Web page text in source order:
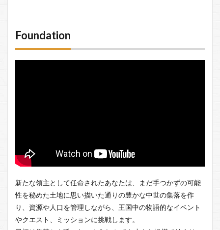
Foundation
新たな領主として任命されたあなたは、まだ手つかずの可能
性を秘めた土地に思い描いた通りの豊かな中世の集落を作
り、資源や人口を管理しながら、王国中の物語的なイベント
やクエスト、ミッションに挑戦します。